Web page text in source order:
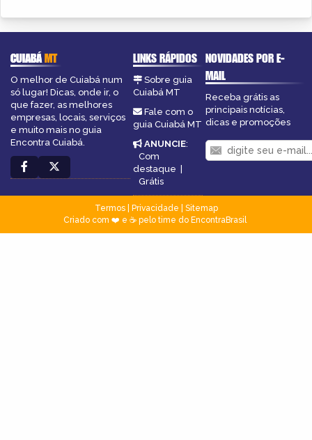
CUIABÁMT
O melhor de Cuiabá num
só lugar! Dicas, onde ir, o
que fazer, as melhores
empresas, locais, serviços
e muito mais no guia
Encontra Cuiabá.
LINKS RÁPIDOS
Sobre guia
Cuiabá MT
Fale com o
guia Cuiabá MT
ANUNCIE:
Com
destaque |
Grátis
NOVIDADES POR E-
MAIL
Receba grátis as
principais notícias,
dicas e promoções
Termos| Privacidade
Sitemap
Criado com ❤️ e ☕ pelo time do EncontraBrasil